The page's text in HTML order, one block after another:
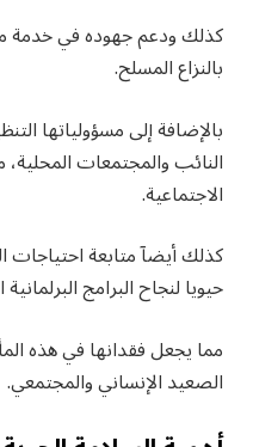
كذلك ودعم جهوده في خدمة
بالنزاع المسلح.
بالإضافة إلى مسؤولياتها
النائب والمجتمعات
الاجتماعية.
كذلك أيضآ متابعة
حيويا لنجاح البرامج
مما يجعل فقدانها في هذه
الصعيد الإنساني والمجتمعي.